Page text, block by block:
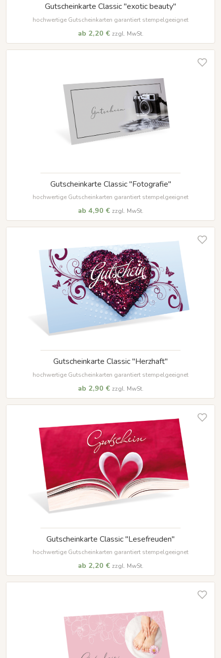
Gutscheinkarte Classic "exotic beauty"
hochwertige Gutscheinkarten garantiert stempelgeeignet
ab 2,20 € zzgl. MwSt.
Gutscheinkarte Classic "Fotografie"
hochwertige Gutscheinkarten garantiert stempelgeeignet
ab 4,90 € zzgl. MwSt.
Gutscheinkarte Classic "Herzhaft"
hochwertige Gutscheinkarten garantiert stempelgeeignet
ab 2,90 € zzgl. MwSt.
Gutscheinkarte Classic "Lesefreuden"
hochwertige Gutscheinkarten garantiert stempelgeeignet
ab 2,20 € zzgl. MwSt.